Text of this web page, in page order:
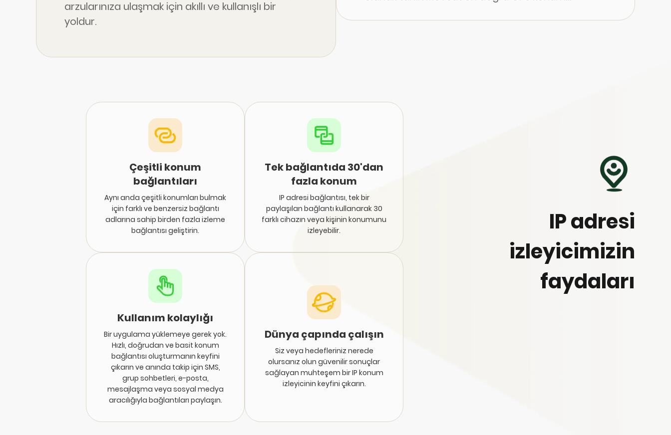
arzularınıza ulaşmak için akıllı ve kullanışlı bir
yoldur.
IP adresi
izleyicimizin
faydaları
Çeşitli konum
bağlantıları
Aynı anda çeşitli konumları bulmak
için farklı ve benzersiz bağlantı
adlarına sahip birden fazla izleme
bağlantısı geliştirin.
Tek bağlantıda 30'dan
fazla konum
IP adresi bağlantısı, tek bir
paylaşılan bağlantı kullanarak 30
farklı cihazın veya kişinin konumunu
izleyebilir.
Kullanım kolaylığı
Bir uygulama yüklemeye gerek yok.
Hızlı, doğrudan ve basit konum
bağlantısı oluşturmanın keyfini
çıkarın ve anında takip için SMS,
grup sohbetleri, e-posta,
mesajlaşma veya sosyal medya
aracılığıyla bağlantıları paylaşın.
Dünya çapında çalışın
Siz veya hedefleriniz nerede
olursanız olun güvenilir sonuçlar
sağlayan muhteşem bir IP konum
izleyicinin keyfini çıkarın.